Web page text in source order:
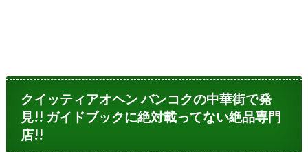
クイッティアオヘン バンコクの中華街で発
見!! ガイドブックに絶対載ってない絶品専門
店!!